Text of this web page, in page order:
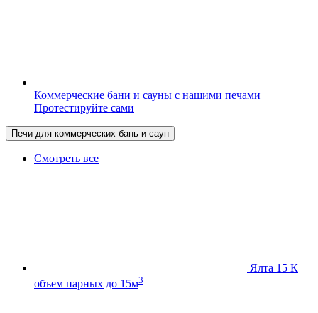
Коммерческие бани и сауны с нашими печами
Протестируйте сами
Печи для коммерческих бань и саун
Смотреть все
Ялта 15 К
объем парных до 15м3